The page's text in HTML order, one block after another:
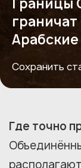
Границы
Сохранить
Где точно